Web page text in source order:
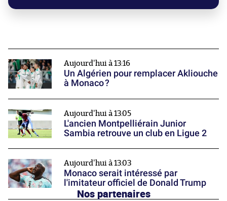
Aujourd'hui à 13:16
Un Algérien pour remplacer Akliouche
à Monaco ?
Aujourd'hui à 13:05
L'ancien Montpelliérain Junior
Sambia retrouve un club en Ligue 2
Aujourd'hui à 13:03
Monaco serait intéressé par
l'imitateur officiel de Donald Trump
Nos partenaires